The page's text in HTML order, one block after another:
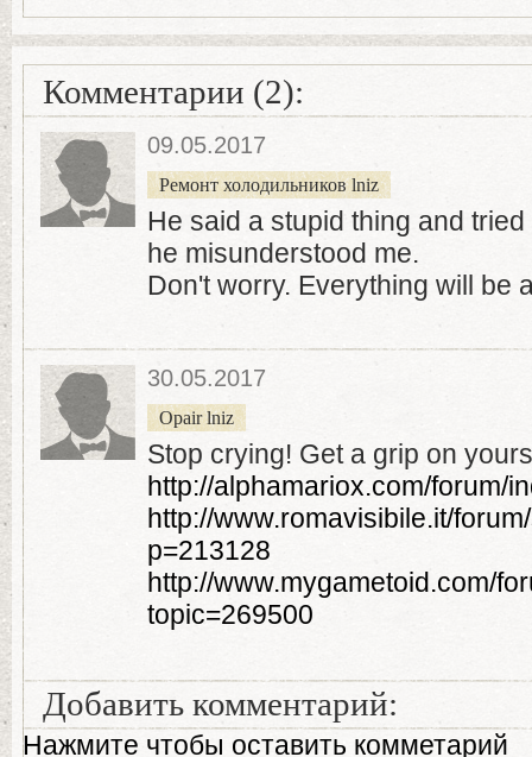
Комментарии (2):
09.05.2017
Ремонт холодильников lniz
He said a stupid thing and
he misunderstood me.
Don't worry. Everything will be
30.05.2017
Opair lniz
Stop crying! Get a grip on
http://alphamariox.com/forum/
http://www.romavisibile.it/
p=213128
http://www.mygametoid.com/
topic=269500
Добавить комментарий:
Нажмите чтобы оставить комметарий